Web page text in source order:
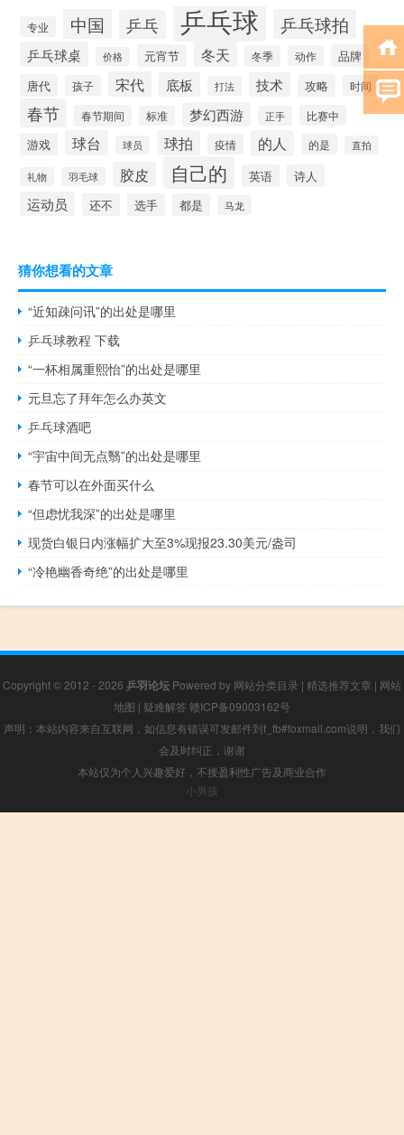
专业 中国 乒乓 乒乓球 乒乓球拍
乒乓球桌 价格 元宵节 冬天 冬季 动作
品牌
唐代
孩子 宋代 底板 打法 技术 攻略 时间
春节 春节期间 标准 梦幻西游 正手 比赛中
游戏 球台 球员 球拍 疫情 的人 的是 直拍
礼物 羽毛球 胶皮 自己的 英语 诗人
运动员 还不 选手 都是 马龙
猜你想看的文章
“近知疎问讯”的出处是哪里
乒乓球教程 下载
“一杯相属重熙怡”的出处是哪里
元旦忘了拜年怎么办英文
乒乓球酒吧
“宇宙中间无点翳”的出处是哪里
春节可以在外面买什么
“但虑忧我深”的出处是哪里
现货白银日内涨幅扩大至3%现报23.30美元/盎司
“冷艳幽香奇绝”的出处是哪里
Copyright © 2012 - 2026 乒羽论坛 Powered by 网站分类目录 | 精选推荐文章 | 网站
地图 | 疑难解答 赣ICP备09003162号
声明：本站内容来自互联网，如信息有错误可发邮件到f_fb#foxmail.com说明，我们
会及时纠正，谢谢
本站仅为个人兴趣爱好，不接盈利性广告及商业合作
小男孩